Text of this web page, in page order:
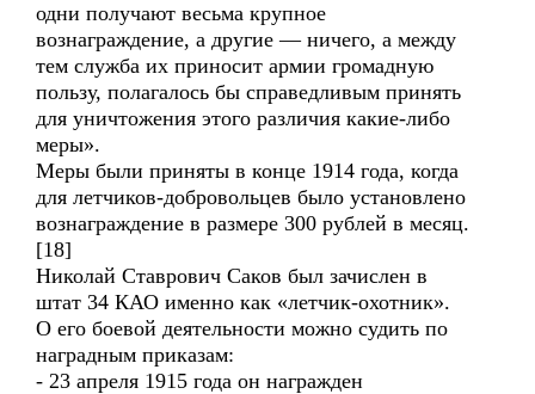
одни получают весьма крупное
вознаграждение, а другие — ничего, а между
тем служба их приносит армии громадную
пользу, полагалось бы справедливым принять
для уничтожения этого различия какие-либо
меры».
Меры были приняты в конце 1914 года, когда
для летчиков-добровольцев было установлено
вознаграждение в размере 300 рублей в месяц.
[18]
Николай Ставрович Саков был зачислен в
штат 34 КАО именно как «летчик-охотник».
О его боевой деятельности можно судить по
наградным приказам:
- 23 апреля 1915 года он награжден